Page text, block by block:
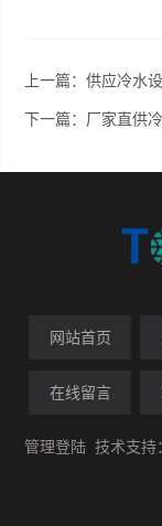
上一篇：供应冷水
下一篇： 厂家直供
网站首页
在线留言
管理登陆 技术支